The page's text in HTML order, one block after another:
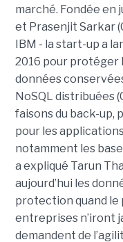
marché. Fondée en
et Prasenjit Sarkar
IBM - la start-up a
2016 pour protéger
données
NoSQL distribuées
faisons du back-up,
pour les
notamment les
a expliqué Tarun
aujourd’hui les
protection quand
entreprises n’iront
demandent de